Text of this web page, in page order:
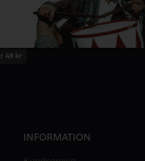
49 kr
INFORMATION